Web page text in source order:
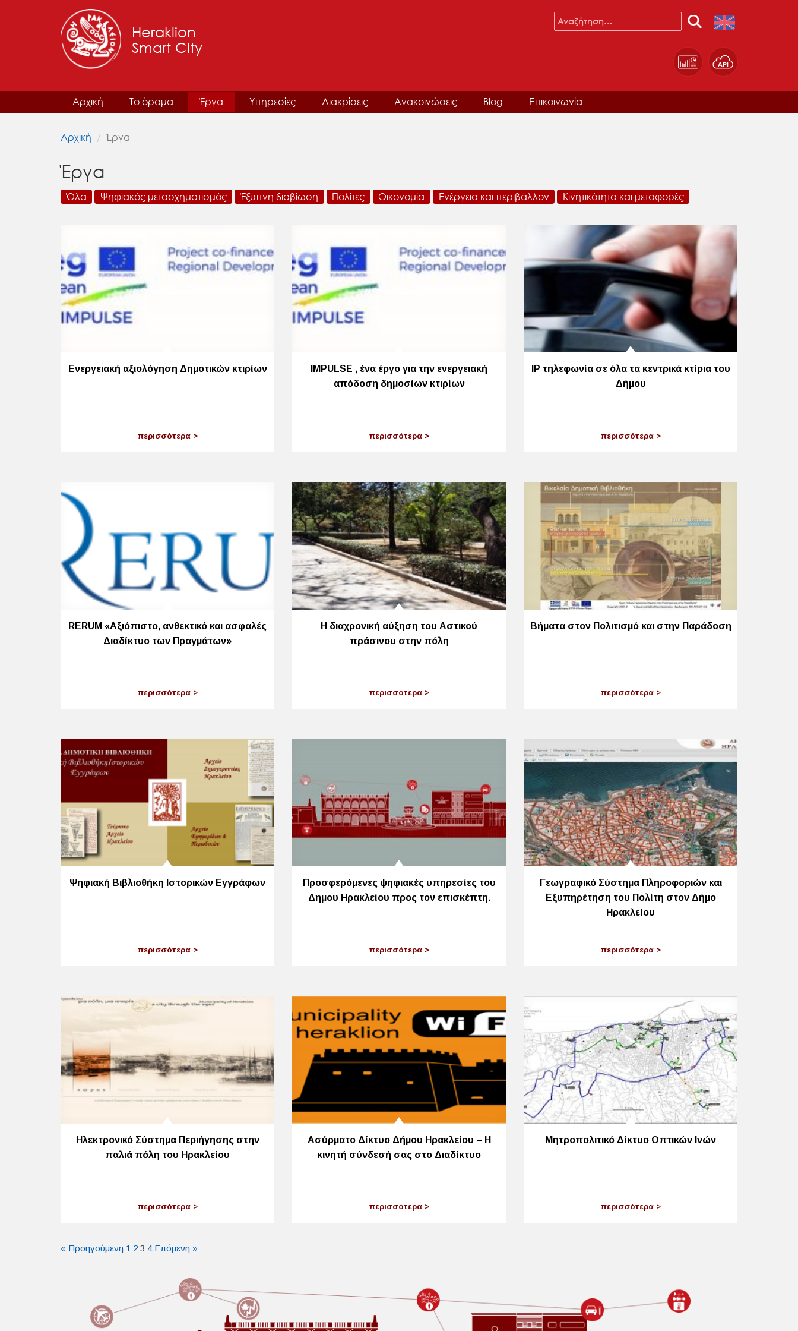
Heraklion
Smart City
Αρχική Το όραμα Έργα Υπηρεσίες Διακρίσεις Ανακοινώσεις Blog Επικοινωνία
Αρχική Έργα
Έργα
Όλα Ψηφιακός μετασχηματισμός Έξυπνη διαβίωση Πολίτες Οικονομία Ενέργεια και περιβάλλον Κινητικότητα και μεταφορές
Ενεργειακή αξιολόγηση Δημοτικών κτιρίων
περισσότερα
IMPULSE , ένα έργο για την ενεργειακή
απόδοση δημοσίων κτιρίων
περισσότερα
ΙΡ τηλεφωνία σε όλα τα κεντρικά κτίρια του
Δήμου
περισσότερα
RERUM «Αξιόπιστο, ανθεκτικό και ασφαλές
Διαδίκτυο των Πραγμάτων»
περισσότερα
Η διαχρονική αύξηση του Αστικού
πράσινου στην πόλη
περισσότερα
Βήματα στον Πολιτισμό και στην Παράδοση
περισσότερα
Ψηφιακή Βιβλιοθήκη Ιστορικών Εγγράφων
περισσότερα
Προσφερόμενες ψηφιακές υπηρεσίες του
Δημου Ηρακλείου προς τον επισκέπτη.
περισσότερα
Γεωγραφικό Σύστημα Πληροφοριών και
Εξυπηρέτηση του Πολίτη στον Δήμο
Ηρακλείου
περισσότερα
Ηλεκτρονικό Σύστημα Περιήγησης στην
παλιά πόλη του Ηρακλείου
περισσότερα
Ασύρματο Δίκτυο Δήμου Ηρακλείου – Η
κινητή σύνδεσή σας στο Διαδίκτυο
περισσότερα
Μητροπολιτικό Δίκτυο Οπτικών Ινών
περισσότερα
« Προηγούμενη 1 2 3 4 Επόμενη »